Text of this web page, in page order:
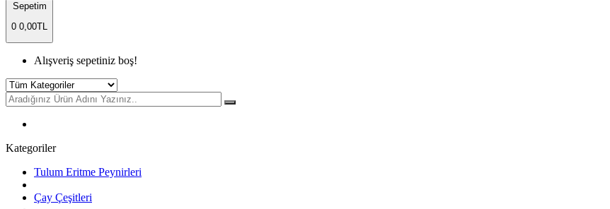
Sepetim
0 0,00TL
Alışveriş sepetiniz boş!
Kategoriler
Tulum Eritme Peynirleri
Çay Çeşitleri